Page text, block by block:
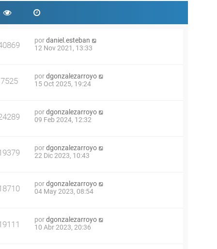
pordaniel.esteban
12 Nov 2021, 13:33
7525 pordgonzalezarroyo
15 Oct 2025, 19:24
pordgonzalezarroyo
09 Feb 2024, 12:32
pordgonzalezarroyo
22 Dic 2023, 10:43
pordgonzalezarroyo
04 May 2023, 08:54
pordgonzalezarroyo
10 Abr 2023, 20:36